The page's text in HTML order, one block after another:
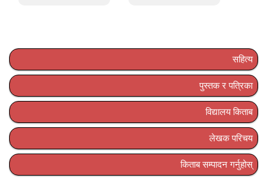
सहित्य
पुस्तक र पत्रिका
विद्यालय किताब
लेखक परिचय
किताब सम्पादन गर्नुहोस्